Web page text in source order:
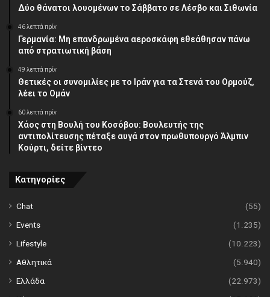
Δύο θάνατοι λουομένων το Σάββατο σε Λέσβο και Σιθωνία
46 λεπτά πρίν
Γερμανία: Μη επανδρωμένα αεροσκάφη εθεάθησαν πάνω
από στρατιωτική βάση
49 λεπτά πρίν
Θετικές οι συνομιλίες με το Ιράν για τα Στενά του Ορμούζ,
λέει το Ομάν
60 λεπτά πρίν
Χάος στη Βουλή του Κοσόβου: Βουλευτής της
αντιπολίτευσης πέταξε αυγά στον πρωθυπουργό Άλμπιν
Κούρτι, δείτε βίντεο
Κατηγορίες
Chat
(55)
Events
(1.235)
Lifestyle
(10.223)
Αθλητικά
(5.940)
Ελλάδα
(22.973)